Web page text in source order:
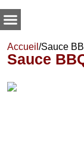
Accueil /Sauce
Sauce